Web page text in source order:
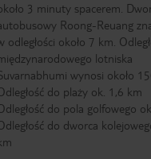
3 minuty spacerem.
Roong-Reuang
odległości około 7 km.
lotniska
wynosi około
do plaży ok. 1,6 km
do pola golfowego
do dworca